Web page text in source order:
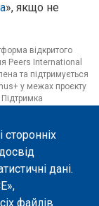
дані.
файлів
», якщо не
відкритого
Peers International
та підтримується
у межах проєкту
розміщеної